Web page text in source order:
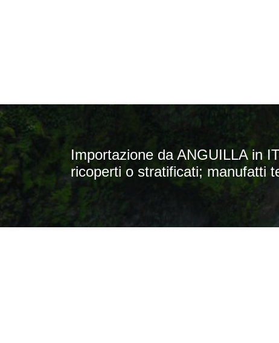
Importazione da ANGUILLA in
ricoperti o stratificati; manufatti